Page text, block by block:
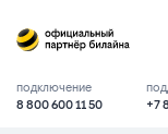
подключение
8 800 600 11 50
+7